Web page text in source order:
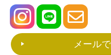
メール